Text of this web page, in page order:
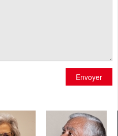
Envoyer